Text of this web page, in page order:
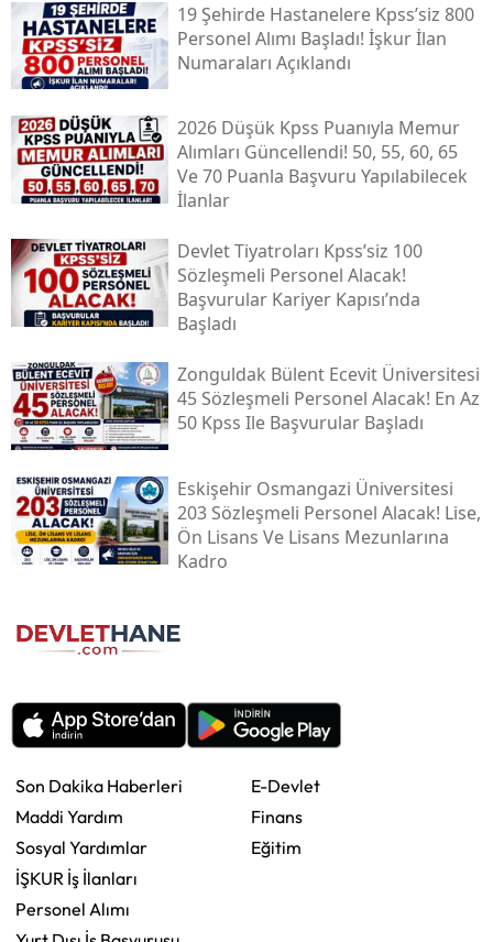
19 Şehirde Hastanelere Kpss’siz 800
Personel Alımı Başladı! İşkur İlan
Numaraları Açıklandı
2026 Düşük Kpss Puanıyla Memur
Alımları Güncellendi! 50, 55, 60, 65
Ve 70 Puanla Başvuru Yapılabilecek
İlanlar
Devlet Tiyatroları Kpss’siz 100
Sözleşmeli Personel Alacak!
Başvurular Kariyer Kapısı’nda
Başladı
Zonguldak Bülent Ecevit Üniversitesi
45 Sözleşmeli Personel Alacak! En Az
50 Kpss Ile Başvurular Başladı
Eskişehir Osmangazi Üniversitesi
203 Sözleşmeli Personel Alacak! Lise,
Ön Lisans Ve Lisans Mezunlarına
Kadro
Son Dakika Haberleri
Maddi Yardım
Sosyal Yardımlar
İŞKUR İş İlanları
Personel Alımı
E-Devlet
Finans
Eğitim